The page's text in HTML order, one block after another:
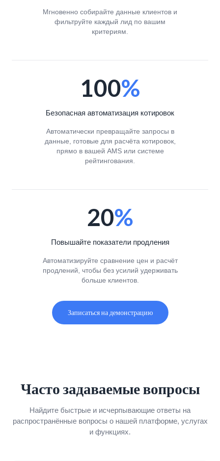
Мгновенно собирайте данные клиентов и
фильтруйте каждый лид по вашим
критериям.
100%
Безопасная автоматизация котировок
Автоматически превращайте запросы в
данные, готовые для расчёта котировок,
прямо в вашей AMS или системе
рейтингования.
20%
Повышайте показатели продления
Автоматизируйте сравнение цен и расчёт
продлений, чтобы без усилий удерживать
больше клиентов.
Записаться на демонстрацию
Часто задаваемые вопросы
Найдите быстрые и исчерпывающие ответы на
распространённые вопросы о нашей платформе, услугах
и функциях.